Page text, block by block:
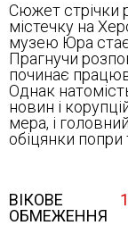
Сюжет стрічки
містечку на
музею Юра стає
Прагнучи
починає
Однак
новин і
мера, і
обіцянки
ВІКОВЕ
ОБМЕЖЕННЯ